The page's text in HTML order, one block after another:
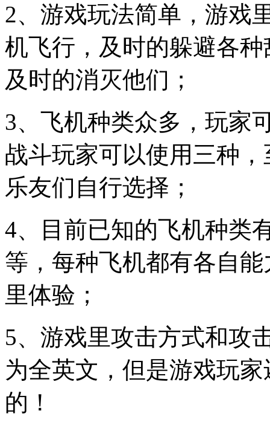
2、游戏玩法简单，游戏
机飞行，及时的躲避各
及时的消灭他们；
3、飞机种类众多，玩家
战斗玩家可以使用三种
乐友们自行选择；
4、目前已知的飞机种类
等，每种飞机都有各自
里体验；
5、游戏里攻击方式和攻
为全英文，但是游戏玩
的！